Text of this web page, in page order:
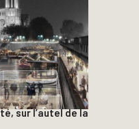
sur l’autel de la